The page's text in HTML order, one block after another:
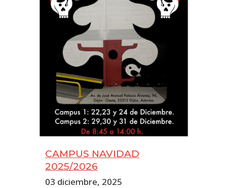
CAMPUS NAVIDAD
2025/2026
03 diciembre, 2025